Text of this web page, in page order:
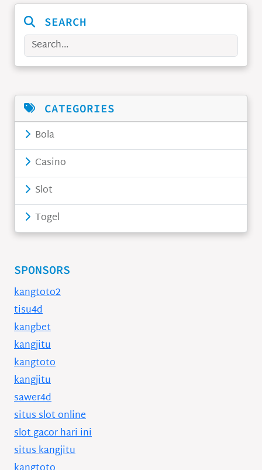
SEARCH
Search
CATEGORIES
Bola
Casino
Slot
Togel
SPONSORS
kangtoto2
tisu4d
kangbet
kangjitu
kangtoto
kangjitu
sawer4d
situs slot online
slot gacor hari ini
situs kangjitu